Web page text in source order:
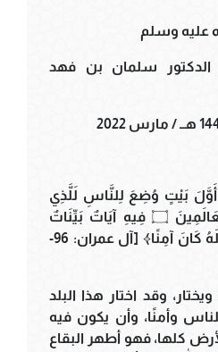
عليه وسلم
الدكتور سلمان بن فهد
أَوَّلَ بَيْتٍ وُضِعَ لِلنَّاسِ لَلَّذِي
بِبَكَّةَ مُبَارَكًا وَهُدًى لِلْعَالَمِينَ ۝ فِيهِ آيَاتٌ بَيِّنَاتٌ
مَقَامُ إِبْرَاهِيمَ وَمَنْ دَخَلَهُ كَانَ آمِنًا﴾ [آل عمران: 96-
وقد اختار هذا البلد
وأمنًا، وأن يكون فيه
كلها، فهو أطهر البقاع